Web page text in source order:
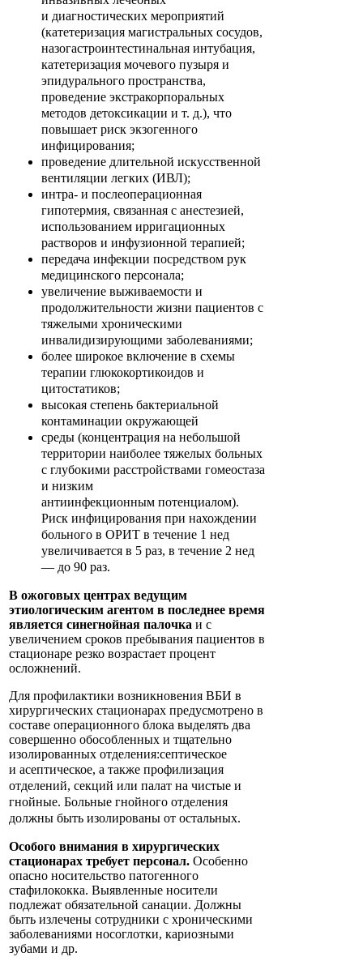
и диагностических мероприятий
(катетеризация магистральных сосудов,
назогастроинтестинальная интубация,
катетеризация мочевого пузыря и
эпидурального пространства,
проведение экстракорпоральных
методов детоксикации и т. д.), что
повышает риск экзогенного
инфицирования;
проведение длительной искусственной
вентиляции легких (ИВЛ);
интра- и послеоперационная
гипотермия, связанная с анестезией,
использованием ирригационных
растворов и инфузионной терапией;
передача инфекции посредством рук
медицинского персонала;
увеличение выживаемости и
продолжительности жизни пациентов с
тяжелыми хроническими
инвалидизирующими заболеваниями;
более широкое включение в схемы
терапии глюкокортикоидов и
цитостатиков;
высокая степень бактериальной
контаминации окружающей
среды (концентрация на небольшой
территории наиболее тяжелых больных
с глубокими расстройствами гомеостаза
и низким
антиинфекционным потенциалом).
Риск инфицирования при нахождении
больного в ОРИТ в течение 1 нед
увеличивается в 5 раз, в течение 2 нед
— до 90 раз.
В ожоговых центрах ведущим
этиологическим агентом в последнее время
является синегнойная палочка и с
увеличением сроков пребывания пациентов в
стационаре резко возрастает процент
осложнений.
Для профилактики возникновения ВБИ в
хирургических стационарах предусмотрено в
составе операционного блока выделять два
совершенно обособленных и тщательно
изолированных отделения:септическое
и асептическое, а также профилизация
отделений, секций или палат на чистые и
гнойные. Больные гнойного отделения
должны быть изолированы от остальных.
Особого внимания в хирургических
стационарах требует персонал. Особенно
опасно носительство патогенного
стафилококка. Выявленные носители
подлежат обязательной санации. Должны
быть излечены сотрудники с хроническими
заболеваниями носоглотки, кариозными
зубами и др.